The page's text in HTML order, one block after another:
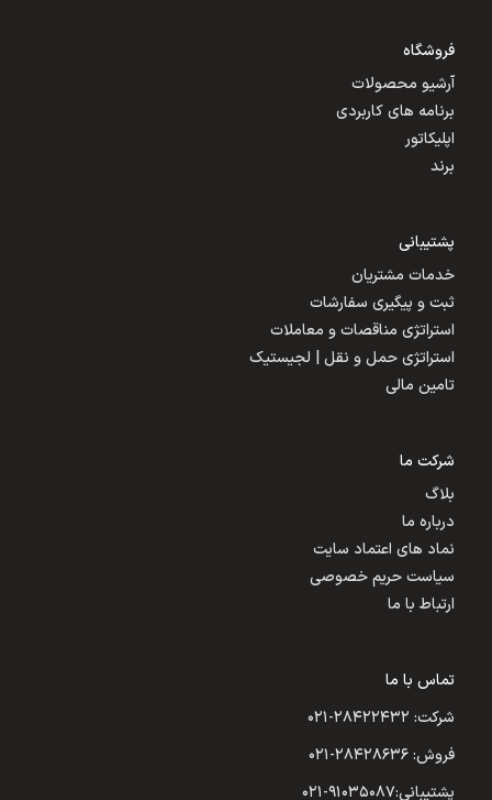
فروشگاه
آرشیو محصولات
برنامه های کاربردی
اپلیکاتور
برند
پشتیبانی
خدمات مشتریان
ثبت و پیگیری سفارشات
استراتژی مناقصات و معاملات
استراتژی حمل و نقل | لجیستیک
تامین مالی
شرکت ما
بلاگ
درباره ما
نماد های اعتماد سایت
سیاست حریم خصوصی
ارتباط با ما
تماس با ما
شرکت: ۲۸۴۲۲۴۳۲-۰۲۱
فروش: ۲۸۴۲۸۶۳۶-۰۲۱
پشتیبانی:۹۱۰۳۵۰۸۷-۰۲۱